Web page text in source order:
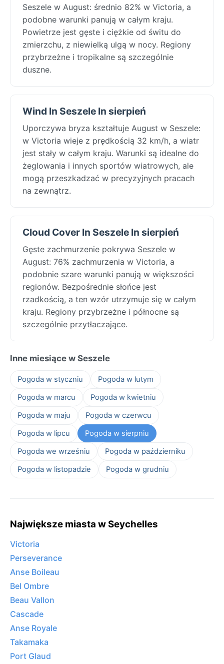
Seszele w August: średnio 82% w Victoria, a
podobne warunki panują w całym kraju.
Powietrze jest gęste i ciężkie od świtu do
zmierzchu, z niewielką ulgą w nocy. Regiony
przybrzeżne i tropikalne są szczególnie
duszne.
Wind In Seszele In sierpień
Uporczywa bryza kształtuje August w Seszele:
w Victoria wieje z prędkością 32 km/h, a wiatr
jest stały w całym kraju. Warunki są idealne do
żeglowania i innych sportów wiatrowych, ale
mogą przeszkadzać w precyzyjnych pracach
na zewnątrz.
Cloud Cover In Seszele In sierpień
Gęste zachmurzenie pokrywa Seszele w
August: 76% zachmurzenia w Victoria, a
podobnie szare warunki panują w większości
regionów. Bezpośrednie słońce jest
rzadkością, a ten wzór utrzymuje się w całym
kraju. Regiony przybrzeżne i północne są
szczególnie przytłaczające.
Inne miesiące w Seszele
Pogoda w styczniu
Pogoda w lutym
Pogoda w marcu
Pogoda w kwietniu
Pogoda w maju
Pogoda w czerwcu
Pogoda w lipcu
Pogoda w sierpniu
Pogoda we wrześniu
Pogoda w październiku
Pogoda w listopadzie
Pogoda w grudniu
Największe miasta w Seychelles
Victoria
Perseverance
Anse Boileau
Bel Ombre
Beau Vallon
Cascade
Anse Royale
Takamaka
Port Glaud